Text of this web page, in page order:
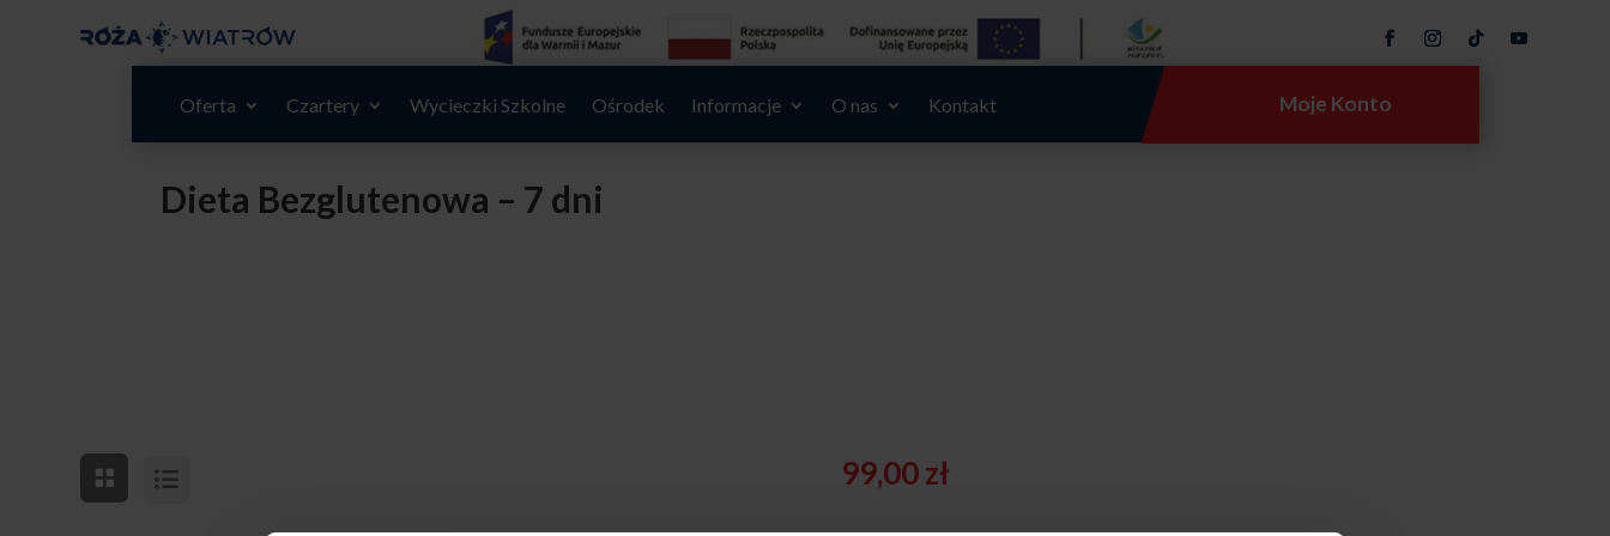
Oferta Czartery Wycieczki Szkolne Ośrodek Informacje O nas Kontakt Moje Konto
Dieta Bezglutenowa – 7 dni
99,00zł